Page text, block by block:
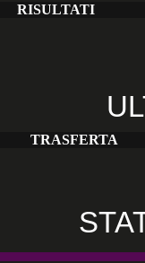
RISULTATI
TRASFERTA